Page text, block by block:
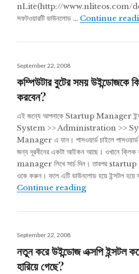
nLite(http://www.nliteos.com/
সফটওয়ারটি ডাউনলোড … Continue
Posted
September 22, 2008
কম্পিউটার বুটের সময় উইন্ডোজকে
করবেন?
এই জন্যে আপনাকে Startup Manager
System >> Administration >>
Manager এ যান। পাসওয়ার্ড চাইলে পাসওয়ার্ড
জন্য দূরবীনের একটা আইকন আছে। ওখানে
manager লিখে সার্চ দিন। তারপর
ওকে করুন। ফলে এটি ডাউনলোড হয়ে ইন্সটল হয়ে
Continue readingকম্পিউটার বুটের সময়
Posted
September 22, 2008
নতুন করে উইন্ডোজ এক্সপি ইন্সটল
হারিয়ে গেছে?